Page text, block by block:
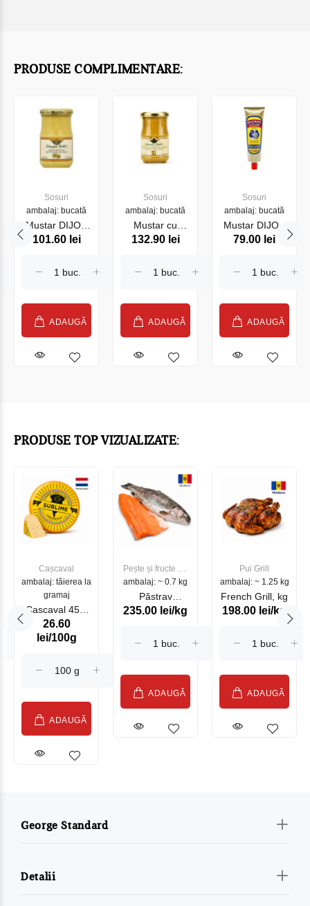
PRODUSE COMPLIMENTARE:
Sosuri
ambalaj: bucată
Mustar DIJON
EDMOND
FALLOT
(20599)
101.60 lei
ADAUGĂ
Sosuri
ambalaj: bucată
Mustar cu
miere si vin
EDMOND
France 210g
(23646)
132.90 lei
ADAUGĂ
Sosuri
ambalaj: bucată
Mustar DIJON
Tube France
79.00 lei
ADAUGĂ
PRODUSE TOP VIZUALIZATE:
Cașcaval
ambalaj: tăierea la
gramaj
Cascaval 45%
Maasdam
Sublime Cow
26.60
lei/100g
ADAUGĂ
Pește și fructe de
mare
ambalaj: ~ 0.7 kg
Păstrav
Somonat
235.00 lei/kg
ADAUGĂ
Pui Grill
ambalaj: ~ 1.25 kg
French Grill, kg
198.00 lei/kg
ADAUGĂ
George Standard
Detalii